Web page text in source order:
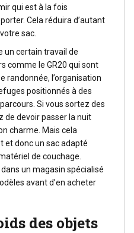
qui est à la fois
Cela réduira d’autant
sac.
un certain travail de
comme le GR20 qui sont
randonnée, l’organisation
positionnés à des
Si vous sortez des
de devoir passer la nuit
charme. Mais cela
et donc un sac adapté
de couchage.
un magasin spécialisé
avant d’en acheter
des objets